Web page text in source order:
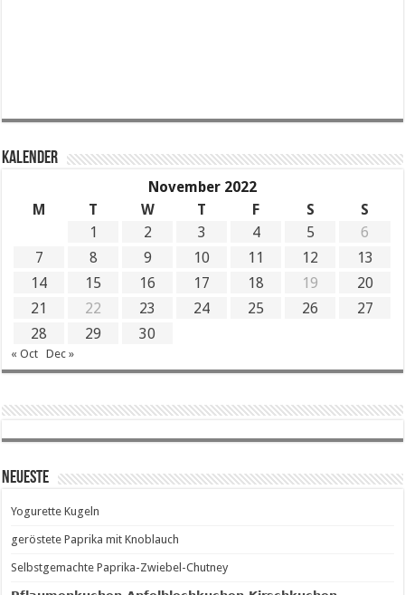
KALENDER
November 2022
M
T W T F S
S
1
2 3 4 5
6
7
8 9 10 11 12
13
14
15 16 17 18 19
20
21
22 23 24 25 26
27
28
29 30
« Oct Dec »
Neueste
Yogurette Kugeln
geröstete Paprika mit Knoblauch
Selbstgemachte Paprika-Zwiebel-Chutney